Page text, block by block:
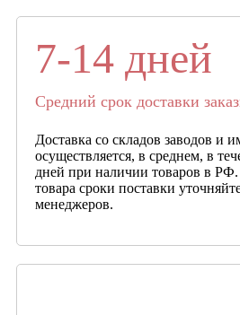
7-14 дней
Средний срок доставки
Доставка со складов заводов и
осуществляется, в среднем, в
дней при наличии товаров в
товара сроки поставки
менеджеров.